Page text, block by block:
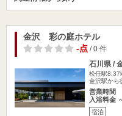
金沢 彩の庭ホテル
-点/ 0 件
石川県 /
松任駅
金沢駅から
営業時間
入浴料金
宿泊